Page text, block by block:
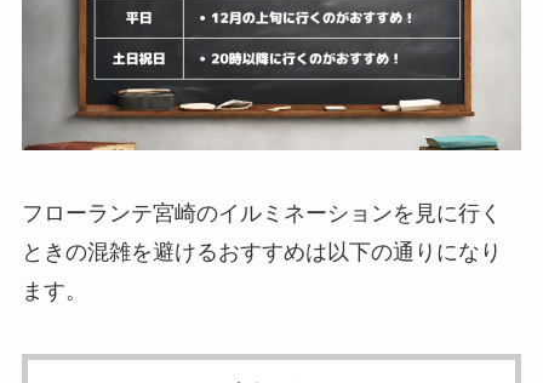
フローランテ宮崎のイルミネーションを見に行く
ときの混雑を避けるおすすめは以下の通りになり
ます。